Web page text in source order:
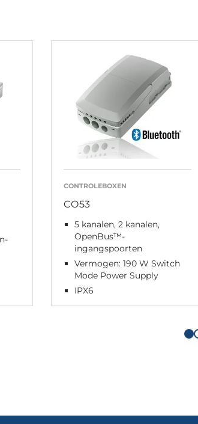
CONTROLEBOXEN
CO53
5 kanalen, 2 kanalen,
OpenBus™-
ingangspoorten
Vermogen: 190 W Switch
Mode Power Supply
IPX6